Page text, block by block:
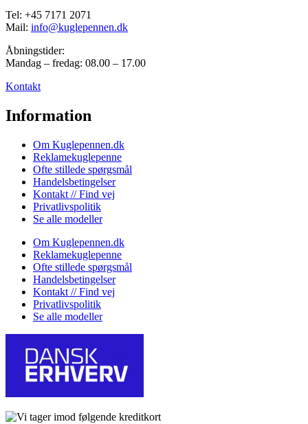
Tel: +45 7171 2071
Mail: info@kuglepennen.dk
Åbningstider:
Mandag – fredag: 08.00 – 17.00
Kontakt
Information
Om Kuglepennen.dk
Reklamekuglepenne
Ofte stillede spørgsmål
Handelsbetingelser
Kontakt // Find vej
Privatlivspolitik
Se alle modeller
Om Kuglepennen.dk
Reklamekuglepenne
Ofte stillede spørgsmål
Handelsbetingelser
Kontakt // Find vej
Privatlivspolitik
Se alle modeller